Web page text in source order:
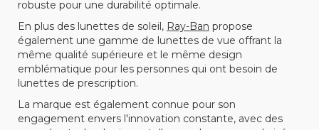
robuste pour une durabilité optimale.
En plus des lunettes de soleil, Ray-Ban propose
également une gamme de lunettes de vue offrant la
même qualité supérieure et le même design
emblématique pour les personnes qui ont besoin de
lunettes de prescription.
La marque est également connue pour son
engagement envers l'innovation constante, avec des